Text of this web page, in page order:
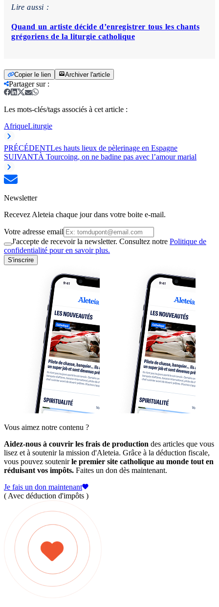
Lire aussi :
Quand un artiste décide d’enregistrer tous les chants
grégoriens de la liturgie catholique
Copier le lien Archiver l'article
Partager sur:
Les mots-clés/tags associés à cet article :
AfriqueLiturgie
PRÉCÉDENTLes hauts lieux de pèlerinage en Espagne
SUIVANTÀ Tourcoing, on ne badine pas avec l’amour marial
Newsletter
Recevez Aleteia chaque jour dans votre boite e-mail.
Votre adresse email
J'accepte de recevoir la newsletter. Consultez notre Politique de
confidentialité pour en savoir plus.
S'inscrire
Vous aimez notre contenu ?
Aidez-nous à couvrir les frais de production des articles que vous
lisez et à soutenir la mission d'Aleteia. Grâce à la déduction fiscale,
vous pouvez soutenirle premier site catholique au monde tout en
réduisant vos impôts. Faites un don dès maintenant.
Je fais un don maintenant
( Avec déduction d'impôts )